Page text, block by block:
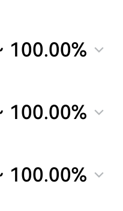
100.00%
100.00%
100.00%